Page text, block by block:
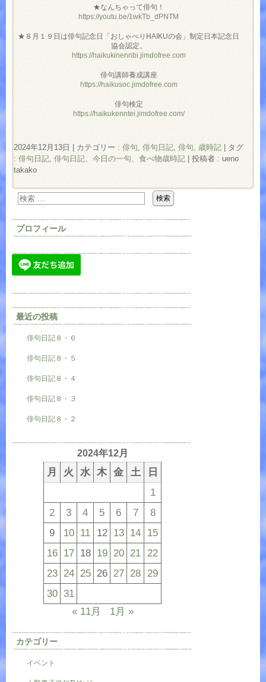
★なんちゃって俳句！
https://youtu.be/1wkTb_dPNTM
★８月１９日は俳句記念日「おしゃべりHAIKUの会」制定日本記念日
協会認定。
https://haikukinennbi.jimdofree.com
俳句講師養成講座
https://haikusoc.jimdofree.com
俳句検定
https://haikukenntei.jimdofree.com/
2024年12月13日 カテゴリー : 俳句, 俳句日記, 俳句, 歳時記
タグ
: 俳句日記, 俳句日記、今日の一句、食べ物歳時記
投稿者 : ueno
takako
プロフィール
最近の投稿
俳句日記８・６
俳句日記８・５
俳句日記８・４
俳句日記８・３
俳句日記８・２
2024年12月
月 火 水 木 金 土
日
1
2
3 4 5 6 7
8
9
10 11 12 13 14 15
16 17 18 19 20 21 22
23 24 25 26 27 28 29
30 31
« 11月
1月 »
カテゴリー
イベント